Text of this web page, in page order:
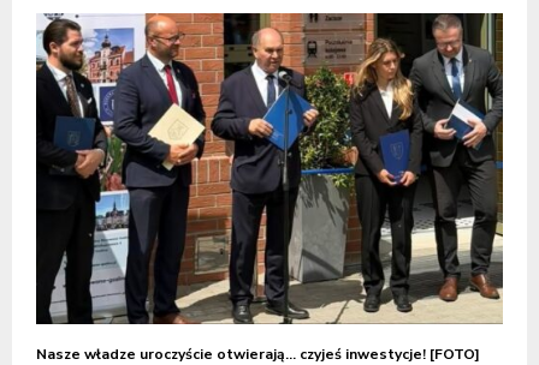
Nasze władze uroczyście otwierają… czyjeś inwestycje! [FOTO]